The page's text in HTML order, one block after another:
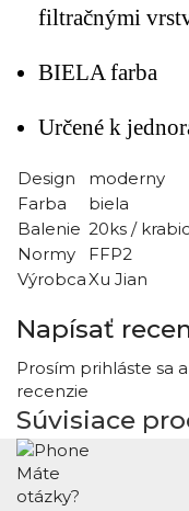
filtračnými
BIELA farba
Určené k
Design
moderny
Farba
biela
Balenie 20ks /
Normy
FFP2
VýrobcaXu Jian
Napísať
Prosím prihláste sa
recenzie
Súvisiace
Máte
otázky?